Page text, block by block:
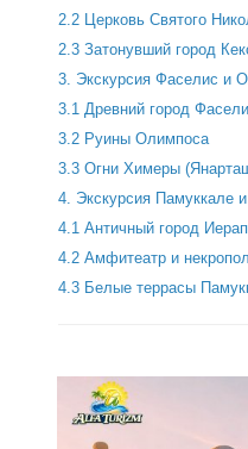
2.2 Церковь Святого
2.3 Затонувший город
3. Экскурсия Фаселис и
3.1 Древний город
3.2 Руины Олимпоса
3.3 Огни Химеры
4. Экскурсия Памуккале
4.1 Античный город
4.2 Амфитеатр и
4.3 Белые террасы